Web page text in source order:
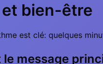
bien-être
est clé: quelques
le message